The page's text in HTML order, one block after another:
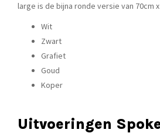
large is de bijna ronde versie van 70cm
Wit
Zwart
Grafiet
Goud
Koper
Uitvoeringen